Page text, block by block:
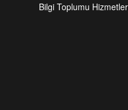
Bilgi Toplumu